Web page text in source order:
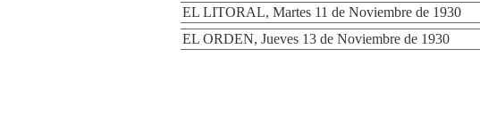
EL LITORAL, Martes 11 de Noviembre de 1930
EL ORDEN, Jueves 13 de Noviembre de 1930